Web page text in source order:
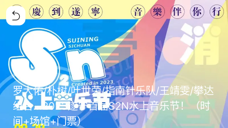
罗大佑/朴树/叶世荣/指南针乐队/王靖雯/攀达
组合...2023遂宁首届S2N水上音乐节！（时
间+场馆+门票）